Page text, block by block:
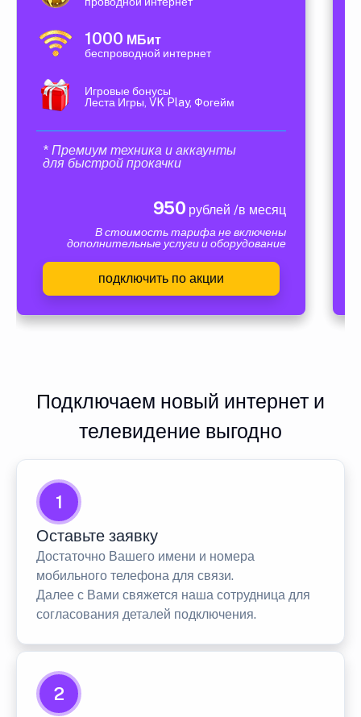
1000 МБит
беспроводной интернет
Игровые бонусы
Леста Игры, VK Play, Фогейм
* Премиум техника и аккаунты
для быстрой прокачки
950 рублей /в месяц
В стоимость тарифа не включены
дополнительные услуги и оборудование
подключить по акции
Подключаем новый интернет и
телевидение выгодно
1
Оставьте заявку
Достаточно Вашего имени и номера
мобильного телефона для связи.
Далее с Вами свяжется наша сотрудница для
согласования деталей подключения.
2